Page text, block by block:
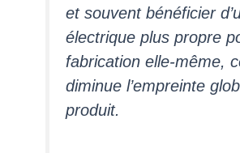
et souvent bénéficier
électrique plus propre
fabrication elle-même,
diminue l’empreinte
produit.